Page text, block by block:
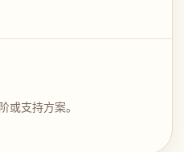
或支持方案。